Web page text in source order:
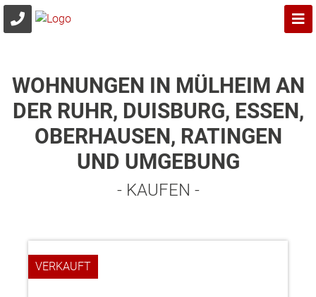
WOHNUNGEN IN MÜLHEIM AN
DER RUHR, DUISBURG, ESSEN,
OBERHAUSEN, RATINGEN
UND UMGEBUNG
- KAUFEN -
VERKAUFT